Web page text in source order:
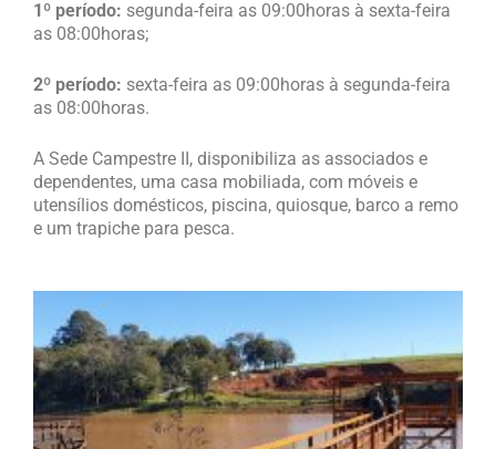
1º período: segunda-feira as 09:00horas à sexta-feira
as 08:00horas;
2º período: sexta-feira as 09:00horas à segunda-feira
as 08:00horas.
A Sede Campestre II, disponibiliza as associados e
dependentes, uma casa mobiliada, com móveis e
utensílios domésticos, piscina, quiosque, barco a remo
e um trapiche para pesca.